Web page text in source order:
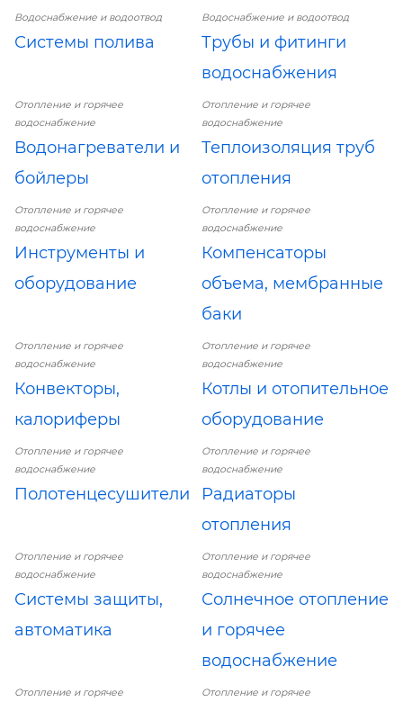
Водоснабжение и водоотвод
Системы полива
Водоснабжение и водоотвод
Трубы и фитинги
водоснабжения
Отопление и горячее
водоснабжение
Водонагреватели и
бойлеры
Отопление и горячее
водоснабжение
Теплоизоляция труб
отопления
Отопление и горячее
водоснабжение
Инструменты и
оборудование
Отопление и горячее
водоснабжение
Компенсаторы
объема, мембранные
баки
Отопление и горячее
водоснабжение
Конвекторы,
калориферы
Отопление и горячее
водоснабжение
Котлы и отопительное
оборудование
Отопление и горячее
водоснабжение
Полотенцесушители
Отопление и горячее
водоснабжение
Радиаторы
отопления
Отопление и горячее
водоснабжение
Системы защиты,
автоматика
Отопление и горячее
водоснабжение
Солнечное отопление
и горячее
водоснабжение
Отопление и горячее Отопление и горячее